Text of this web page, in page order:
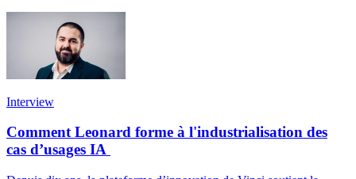
Interview
Comment Leonard forme à l'industrialisation des
cas d’usages IA